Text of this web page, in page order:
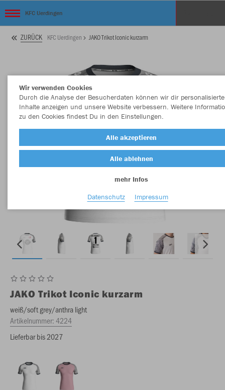
KFC Uerdingen
ZURÜCK KFC Uerdingen JAKO Trikot Iconic kurzarm
JAKO Trikot Iconic kurzarm
weiß/soft grey/anthra light
Artikelnummer:4224
Lieferbar bis 2027
Wir verwenden Cookies
Durch die Analyse der Besucherdaten können wir dir personalisierte
Inhalte anzeigen und unsere Website verbessern. Weitere
zu den Cookies findest Du in den Einstellungen.
Alle akzeptieren
Alle ablehnen
mehr Infos
Datenschutz
Impressum